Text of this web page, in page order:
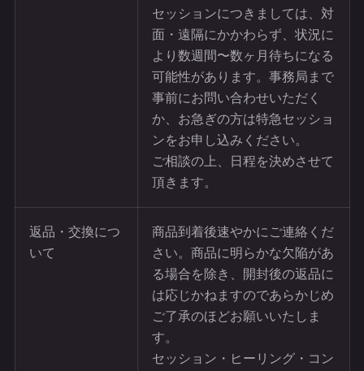
セッションにつきましては、対
面・遠隔にかかわらず、状況に
より数週間〜数ヶ月待ちになる
可能性があります。事務局まで
事前にお問い合わせいただく
か、お急ぎの方は特急セッショ
ンをお申し込みください。
ご相談の上、日程を決めさせて
頂きます。
返品・交換につ
いて
商品到着後速やかにご連絡くだ
さい。商品に明らかな欠陥があ
る場合を除き、開封後の返品に
は応じかねますのであらかじめ
ご了承のほどお願いいたしま
す。
セッション・ヒーリング・コン